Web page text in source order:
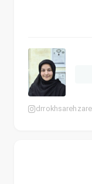
drrokhsarehzare